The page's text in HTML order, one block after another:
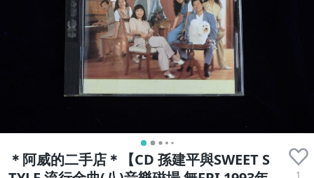
＊阿威的二手店＊【CD 孫建平與SWEET S
1